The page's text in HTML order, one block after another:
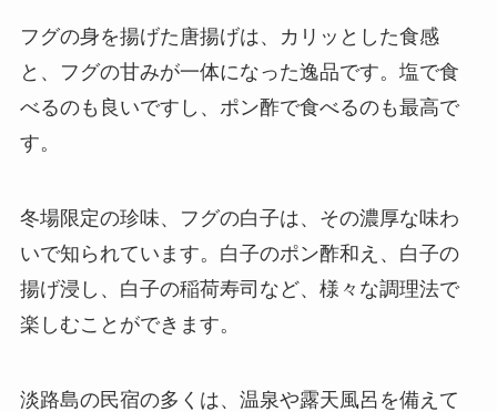
フグの身を揚げた唐揚げは、カリッとした食感
と、フグの甘みが一体になった逸品です。塩で食
べるのも良いですし、ポン酢で食べるのも最高で
す。
冬場限定の珍味、フグの白子は、その濃厚な味わ
いで知られています。白子のポン酢和え、白子の
揚げ浸し、白子の稲荷寿司など、様々な調理法で
楽しむことができます。
淡路島の民宿の多くは、温泉や露天風呂を備えて